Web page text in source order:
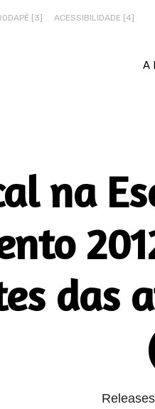
[3] ACESSIBILIDADE [4]
A
na
das
Releases